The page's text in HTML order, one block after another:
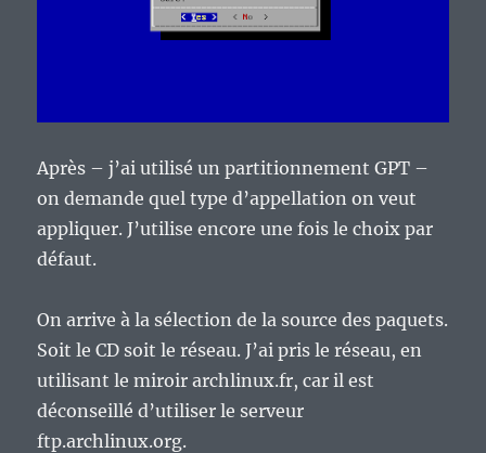
Après – j’ai utilisé un partitionnement GPT –
on demande quel type d’appellation on veut
appliquer. J’utilise encore une fois le choix par
défaut.
On arrive à la sélection de la source des paquets.
Soit le CD soit le réseau. J’ai pris le réseau, en
utilisant le miroir archlinux.fr, car il est
déconseillé d’utiliser le serveur
ftp.archlinux.org.